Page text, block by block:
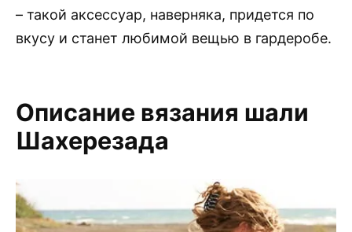
– такой аксессуар, наверняка, придется по
вкусу и станет любимой вещью в гардеробе.
Описание вязания шали
Шахерезада